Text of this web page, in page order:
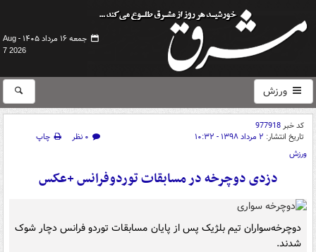
جمعه ۱۶ مرداد ۱۴۰۵ -
Aug
7 2026
ورزش
کد خبر977918
تاریخ انتشار: ۲ مرداد ۱۳۹۸ - ۱۰:۳۲ ۰ نظر
چاپ
ورزش
دزدی دوچرخه در مسابقات توردوفرانس +عکس
دوچرخه‌سواران تیم بلژیک پس از پایان مسابقات توردو فرانس دچار شوک
شدند.